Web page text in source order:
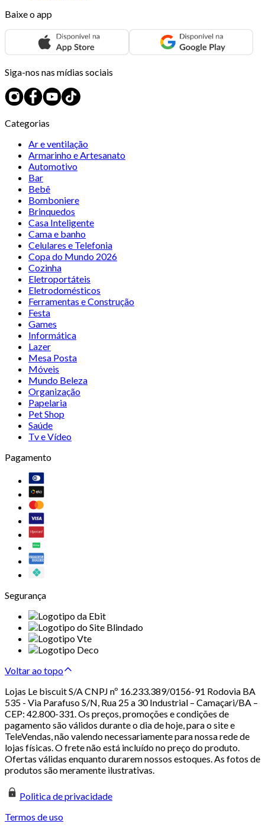
Baixe o app
Siga-nos nas mídias sociais
Categorias
Ar e ventilação
Armarinho e Artesanato
Automotivo
Bar
Bebê
Bomboniere
Brinquedos
Casa Inteligente
Cama e banho
Celulares e Telefonia
Copa do Mundo 2026
Cozinha
Eletroportáteis
Eletrodomésticos
Ferramentas e Construção
Festa
Games
Informática
Lazer
Mesa Posta
Móveis
Mundo Beleza
Organização
Papelaria
Pet Shop
Saúde
Tv e Vídeo
Pagamento
Segurança
Voltar ao topo
Lojas Le biscuit S/A CNPJ nº 16.233.389/0156-91 Rodovia BA
535 - Via Parafuso S/N, Rua 25 a 30 Industrial – Camaçari/BA –
CEP: 42.800-331. Os preços, promoções e condições de
pagamento são válidos durante o dia de hoje, para o site e
TeleVendas, não valendo necessariamente para nossa rede de
lojas físicas. O frete não está incluído no preço do produto.
Ofertas válidas enquanto durarem nossos estoques. As fotos de
produtos são meramente ilustrativas.
Politica de privacidade
Termos de uso